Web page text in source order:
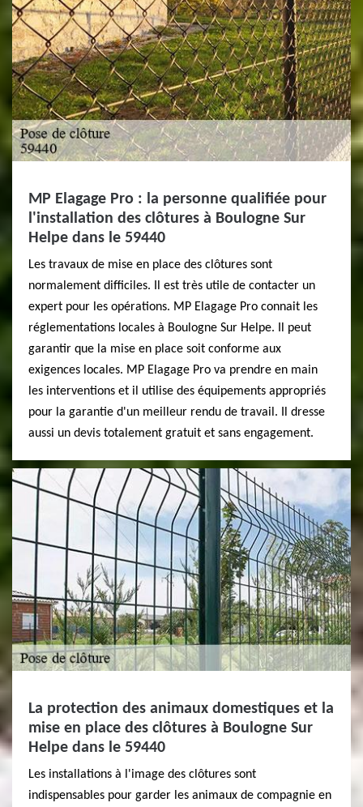
MP Elagage Pro : la personne qualifiée pour
l'installation des clôtures à Boulogne Sur
Helpe dans le 59440
Les travaux de mise en place des clôtures sont
normalement difficiles. Il est très utile de contacter un
expert pour les opérations. MP Elagage Pro connait les
réglementations locales à Boulogne Sur Helpe. Il peut
garantir que la mise en place soit conforme aux
exigences locales. MP Elagage Pro va prendre en main
les interventions et il utilise des équipements appropriés
pour la garantie d'un meilleur rendu de travail. Il dresse
aussi un devis totalement gratuit et sans engagement.
La protection des animaux domestiques et la
mise en place des clôtures à Boulogne Sur
Helpe dans le 59440
Les installations à l'image des clôtures sont
indispensables pour garder les animaux de compagnie en